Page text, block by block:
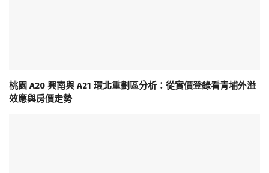
桃園 A20 興南與 A21 環北重劃區分析：從實價登錄看青埔外溢
效應與房價走勢